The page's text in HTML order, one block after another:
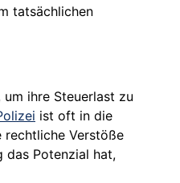
tatsächlichen
ihre Steuerlast zu
ist oft in die
rechtliche Verstöße
das Potenzial hat,